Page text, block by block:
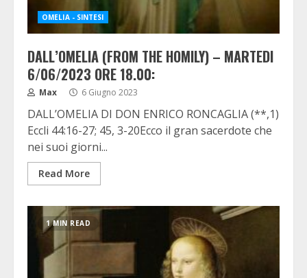
OMELIA - SINTESI
DALL’OMELIA (FROM THE HOMILY) – MARTEDI
6/06/2023 ORE 18.00:
Max 6 Giugno 2023
DALL’OMELIA DI DON ENRICO RONCAGLIA (**,1)
Eccli 44:16-27; 45, 3-20Ecco il gran sacerdote che
nei suoi giorni...
Read More
1 MIN READ